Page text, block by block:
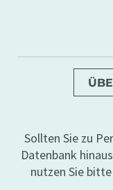
Sollten Sie zu
Datenbank
nutzen Sie